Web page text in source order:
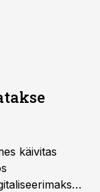
käivitas